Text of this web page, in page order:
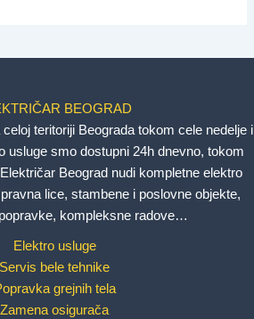
BEOGRAD
teritoriji Beograda tokom cele nedelje i
usluge smo dostupni 24h dnevno, tokom
Beograd nudi kompletne elektro
lice, stambene i poslovne objekte,
kompleksne radove…
Elektro usluge
Servis bele tehnike
grejnih tela
Zamena osigurača